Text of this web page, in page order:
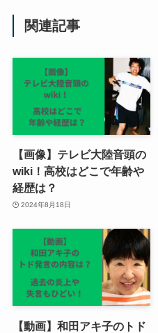
関連記事
【画像】テレビ大陸音頭の
wiki！高校はどこで年齢や
経歴は？
2024年8月18日
【動画】和田アキ子のトド